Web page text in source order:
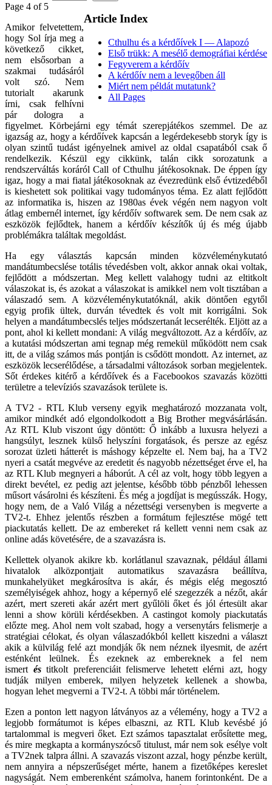
Article Index
Cthulhu és a kérdőívek I — Alapozó
Első trükk: A mesélő demográfiai kérdése
Fegyverem a kérdőív
A kérdőív nem a levegőben áll
Miért nem példát mutatunk?
All Pages
Page 4 of 5
Amikor felvetettem,
hogy Sol írja meg a
következő cikket,
nem elsősorban a
szakmai tudásáról
volt szó. Nem
tutorialt akarunk
írni, csak felhívni
pár dologra a
figyelmet. Körbejárni egy témát szerepjátékos szemmel. De az
igazság az, hogy a kérdőívek kapcsán a legérdekesebb storyk így is
olyan szintű tudást igényelnek amivel az oldal csapatából csak ő
rendelkezik. Készül egy cikkünk, talán cikk sorozatunk a
rendszerváltás koráról Call of Cthulhu játékosoknak. De éppen így
igaz, hogy a mai fiatal játékosoknak az évezredünk első évtizedéből
is kieshetett sok politikai vagy tudományos téma. Ez alatt fejlődött
az informatika is, hiszen az 1980as évek végén nem nagyon volt
átlag embernél internet, így kérdőív softwarek sem. De nem csak az
eszközök fejlődtek, hanem a kérdőív készítők új és még újabb
problémákra találtak megoldást.
Ha egy választás kapcsán minden közvéleménykutató
mandátumbecslése totális tévedésben volt, akkor annak okai voltak,
fejlődött a módszertan. Meg kellett valahogy tudni az eltitkolt
válaszokat is, és azokat a válaszokat is amikkel nem volt tisztában a
válaszadó sem. A közvéleménykutatóknál, akik döntően egytől
egyig profik ültek, durván tévedtek és volt mit korrigálni. Sok
helyen a mandátumbecslés teljes módszertanát lecserélték. Eljött az a
pont, ahol ki kellett mondani: A világ megváltozott. Az a kérdőív, az
a kutatási módszertan ami tegnap még remekül működött nem csak
itt, de a világ számos más pontján is csődött mondott. Az internet, az
eszközök lecserélődése, a társadalmi változások sorban megjelentek.
Sőt érdekes kitérő a kérdőívek és a Facebookos szavazás közötti
területre a televíziós szavazások területe is.
A TV2 - RTL Klub verseny egyik meghatározó mozzanata volt,
amikor mindkét adó elgondolkodott a Big Brother megvásárlásán.
Az RTL Klub viszont úgy döntött: Ő inkább a luxusra helyezi a
hangsúlyt, lesznek külső helyszíni forgatások, és persze az egész
sorozat üzleti hátterét is máshogy képzelte el. Nem baj, ha a TV2
nyeri a csatát megvéve az eredetit és nagyobb nézettséget érve el, ha
az RTL Klub megnyeri a háborút. A cél az volt, hogy több legyen a
direkt bevétel, ez pedig azt jelentse, később több pénzből lehessen
műsort vásárolni és készíteni. És még a jogdíjat is megússzák. Hogy,
hogy nem, de a Való Világ a nézettségi versenyben is megverte a
TV2-t. Ehhez jelentős részben a formátum fejlesztése mögé tett
piackutatás kellett. De az embereket rá kellett venni nem csak az
online adás követésére, de a szavazásra is.
Kellettek olyanok akikre kb. korlátlanul szavaznak, például állami
hivatalok alközpontjait automatikus szavazásra beállítva,
munkahelyüket megkárosítva is akár, és mégis elég megosztó
személyiségek ahhoz, hogy a képernyő elé szegezzék a nézőt, akár
azért, mert szereti akár azért mert gyűlöli őket és jól értesült akar
lenni a show körüli kérdésekben. A castingot komoly piackutatás
előzte meg. Ahol nem volt szabad, hogy a versenytárs felismerje a
stratégiai célokat, és olyan válaszadókból kellett kiszedni a választ
akik a külvilág felé azt mondják ők nem néznek ilyesmit, de azért
esténként leülnek. És ezeknek az embereknek a fel nem
ismert és titkolt preferenciáit felismerve lehetett elérni azt, hogy
tudják milyen emberek, milyen helyzetek kellenek a showba,
hogyan lehet megverni a TV2-t. A többi már történelem.
Ezen a ponton lett nagyon látványos az a vélemény, hogy a TV2 a
legjobb formátumot is képes elbaszni, az RTL Klub kevésbé jó
tartalommal is megveri őket. Ezt számos tapasztalat erősítette meg,
és mire megkapta a kormányszócső titulust, már nem sok esélye volt
a TV2nek talpra állni. A szavazás viszont azzal, hogy pénzbe került,
nem annyira a népszerűséget mérte, hanem a fizetőképes kereslet
nagyságát. Nem emberenként számolva, hanem forintonként. De a